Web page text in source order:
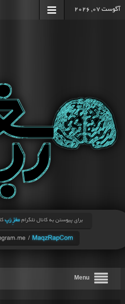
آگوست 07, 2026
Menu